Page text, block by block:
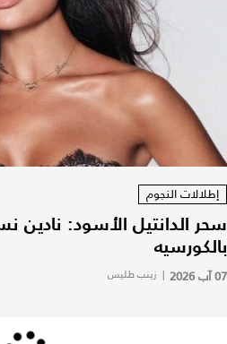
إطلالات النجوم
سحر الدانتيل الأسود: نادين
بالكورسيه
07 آب 2026 | زينب طليس